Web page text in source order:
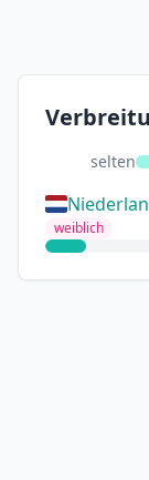
selten
weiblich